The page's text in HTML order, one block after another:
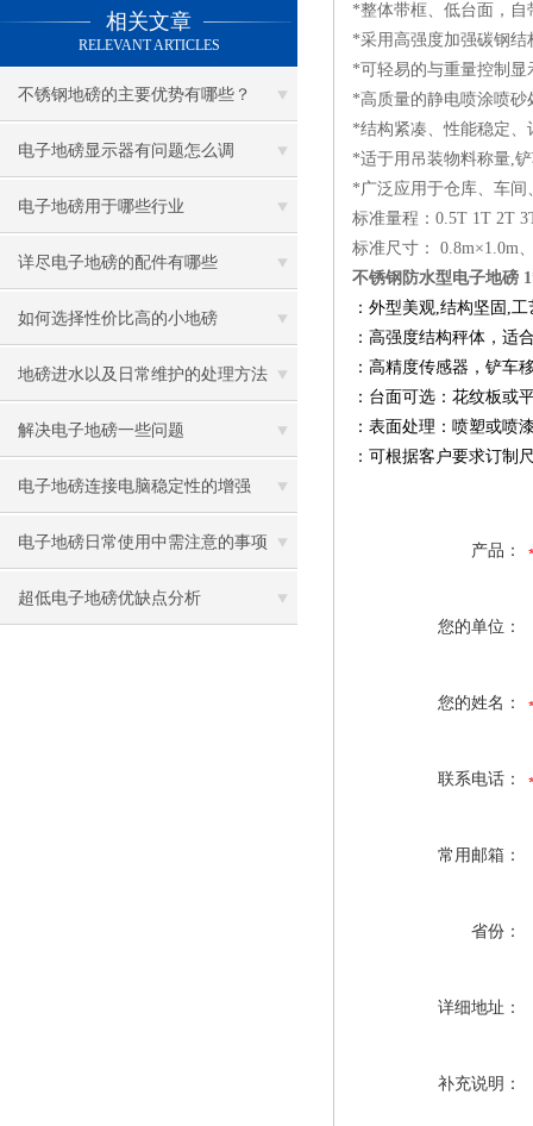
相关文章
RELEVANT ARTICLES
不锈钢地磅的主要优势有哪些？
电子地磅显示器有问题怎么调
电子地磅用于哪些行业
详尽电子地磅的配件有哪些
如何选择性价比高的小地磅
地磅进水以及日常维护的处理方法
解决电子地磅一些问题
电子地磅连接电脑稳定性的增强
电子地磅日常使用中需注意的事项
超低电子地磅优缺点分析
*整体带框、低台面，
*采用高强度加强碳钢
*可轻易的与重量控制
*高质量的静电喷涂喷
*结构紧凑、性能稳定
*适于用吊装物料称量,
*广泛应用于仓库、车
标准量程：0.5T 1T 2T
标准尺寸： 0.8m×1.0m
不锈钢防水型电子地磅
：外型美观,结构坚固,
：高强度结构秤体，适
：高精度传感器，铲车
：台面可选：花纹板或
：表面处理：喷塑或喷
：可根据客户要求订制
产品：
您的单位：
您的姓名：
联系电话：
常用邮箱：
省份：
详细地址：
补充说明：